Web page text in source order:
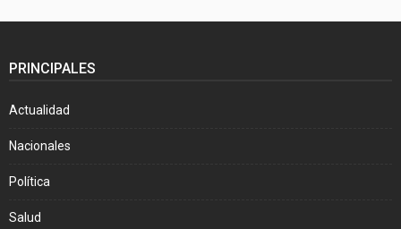
PRINCIPALES
Actualidad
Nacionales
Política
Salud